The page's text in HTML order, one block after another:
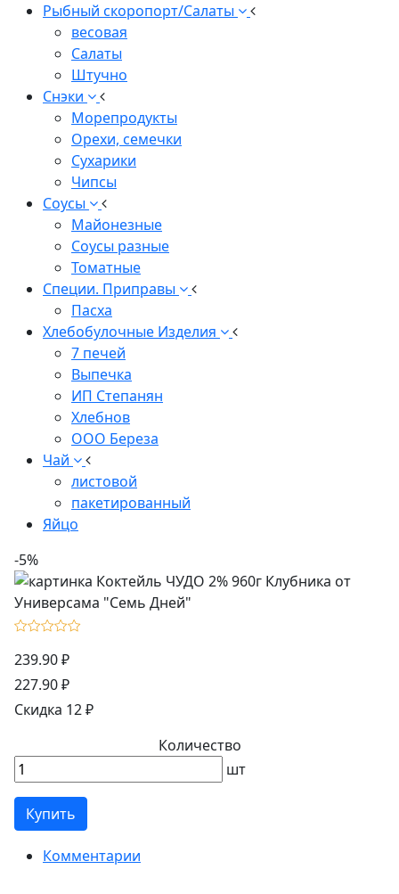
Рыбный скоропорт/Салаты
весовая
Салаты
Штучно
Снэки
Морепродукты
Орехи, семечки
Сухарики
Чипсы
Соусы
Майонезные
Соусы разные
Томатные
Специи. Приправы
Пасха
Хлебобулочные Изделия
7 печей
Выпечка
ИП Степанян
Хлебнов
ООО Береза
Чай
листовой
пакетированный
Яйцо
-5%
239.90 ₽
227.90 ₽
Скидка 12 ₽
Количество
шт
Купить
Комментарии